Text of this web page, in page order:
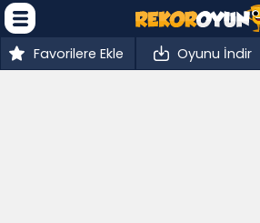
Favorilere Ekle Oyunu İndir